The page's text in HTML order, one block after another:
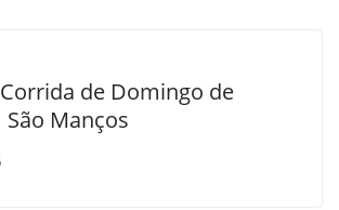
de Domingo de
São Manços